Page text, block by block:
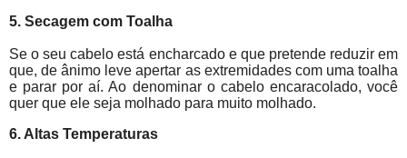
5. Secagem com Toalha
Se o seu cabelo está encharcado e que pretende reduzir em
que, de ânimo leve apertar as extremidades com uma toalha
e parar por aí. Ao denominar o cabelo encaracolado, você
quer que ele seja molhado para muito molhado.
6. Altas Temperaturas